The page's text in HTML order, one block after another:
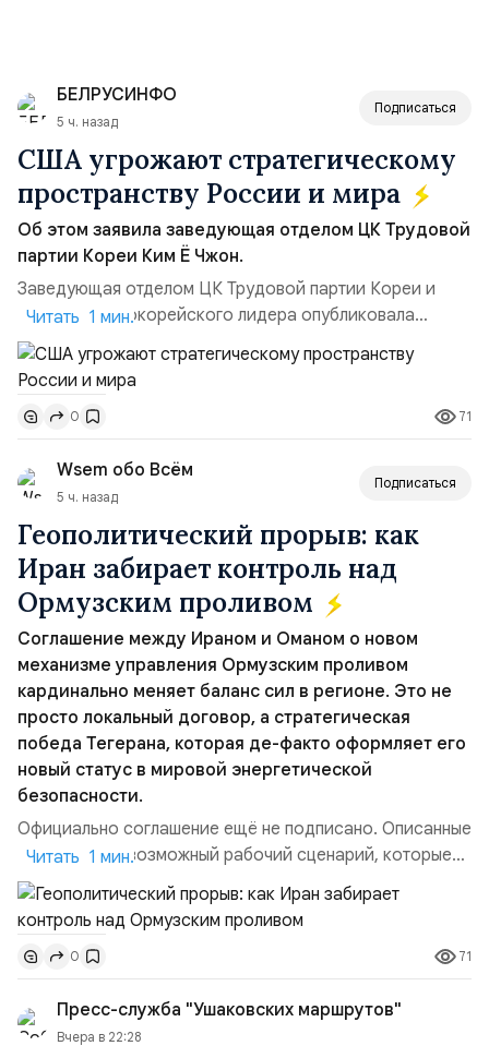
БЕЛРУСИНФО
5 ч. назад
Подписаться
США угрожают стратегическому
пространству России и мира
Об этом заявила заведующая отделом ЦК Трудовой
партии Кореи Ким Ё Чжон.
Заведующая отделом ЦК Трудовой партии Кореи и
сестра северокорейского лидера опубликовала
заявление для прессы в ответ на проведение Токио
совместных с флотом США запусков крылатых ракет
Томагавк.«Япония отбросила обманчивую видимость
„исключительно оборонительной страны“ и выносит
вопрос о собственном ядерном вооружении на
всеобщее обозрение, одновреме...
Читать 1 мин.
0 71
Wsem обо Всём
5 ч. назад
Подписаться
Геополитический прорыв: как
Иран забирает контроль над
Ормузским проливом
Соглашение между Ираном и Оманом о новом
механизме управления Ормузским проливом
кардинально меняет баланс сил в регионе. Это не
просто локальный договор, а стратегическая
победа Тегерана, которая де-факто оформляет его
новый статус в мировой энергетической
безопасности.
Официально соглашение ещё не подписано. Описанные
пункты — это возможный рабочий сценарий, которые
скорее всего будут реализованы.Разбираем ключевые
тезисы и последствия этого соглашения:. 1. Новые
доли контроля (75 на 25). Было: Ранее Иран и Оман
контролировали пролив на паритетных началах —
50/50. Стало: Новое соглашение закрепляет за
Ираном...
Читать 1 мин.
0 71
Пресс-служба "Ушаковских маршрутов"
Вчера в 22:28